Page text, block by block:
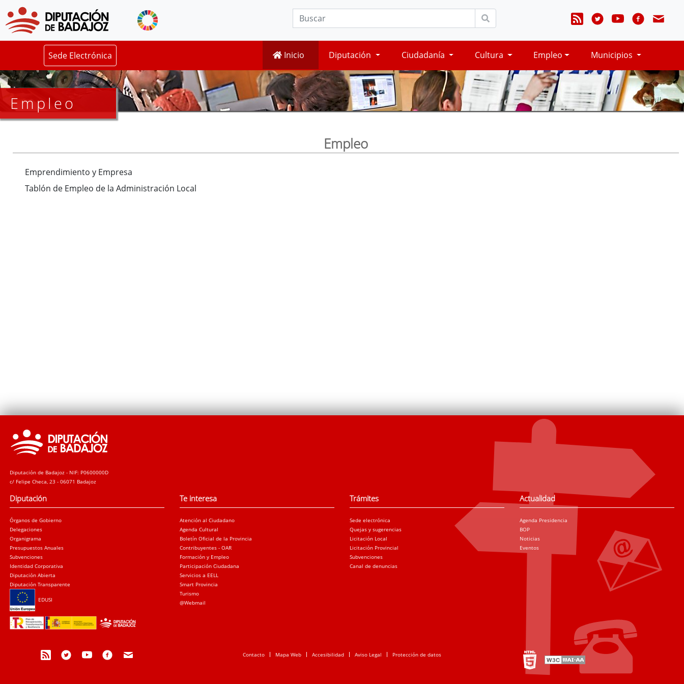
Sede Electrónica Inicio Diputación Ciudadanía Cultura Empleo Municipios
Empleo
Empleo
Emprendimiento y Empresa
Tablón de Empleo de la Administración Local
Diputación de Badajoz - NIF: P0600000D
c/ Felipe Checa, 23 - 06071 Badajoz
Diputación
Órganos de Gobierno
Delegaciones
Organigrama
Presupuestos Anuales
Subvenciones
Identidad Corporativa
Diputación Abierta
Diputación Transparente
EDUSI
Te interesa
Atención al Ciudadano
Agenda Cultural
Boletín Oficial de la Provincia
Contribuyentes - OAR
Formación y Empleo
Participación Ciudadana
Servicios a EELL
Smart Provincia
Turismo
@Webmail
Trámites
Sede electrónica
Quejas y sugerencias
Licitación Local
Licitación Provincial
Subvenciones
Canal de denuncias
Actualidad
Agenda Presidencia
BOP
Noticias
Eventos
Contacto Mapa Web Accesibilidad Aviso Legal Protección de datos